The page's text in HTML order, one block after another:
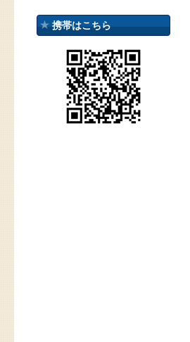
携帯はこちら